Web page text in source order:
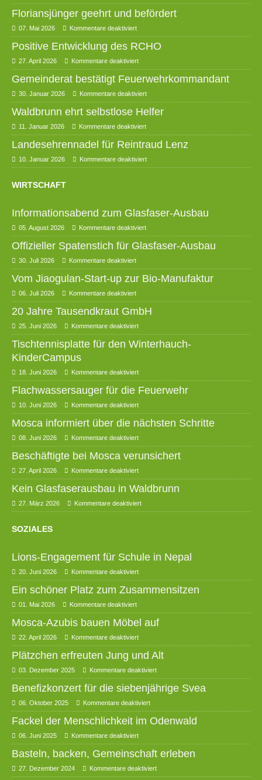
Floriansjünger geehrt und befördert
07. Mai 2026 Kommentare deaktiviert
Positive Entwicklung des RCHO
27. April 2026 Kommentare deaktiviert
Gemeinderat bestätigt Feuerwehrkommandant
30. Januar 2026 Kommentare deaktiviert
Waldbrunn ehrt selbstlose Helfer
11. Januar 2026 Kommentare deaktiviert
Landesehrennadel für Reintraud Lenz
10. Januar 2026 Kommentare deaktiviert
WIRTSCHAFT
Informationsabend zum Glasfaser-Ausbau
05. August 2026 Kommentare deaktiviert
Offizieller Spatenstich für Glasfaser-Ausbau
30. Juli 2026 Kommentare deaktiviert
Vom Jiaogulan-Start-up zur Bio-Manufaktur
06. Juli 2026 Kommentare deaktiviert
20 Jahre Tausendkraut GmbH
25. Juni 2026 Kommentare deaktiviert
Tischtennisplatte für den Winterhauch-
KinderCampus
18. Juni 2026 Kommentare deaktiviert
Flachwassersauger für die Feuerwehr
10. Juni 2026 Kommentare deaktiviert
Mosca informiert über die nächsten Schritte
08. Juni 2026 Kommentare deaktiviert
Beschäftigte bei Mosca verunsichert
27. April 2026 Kommentare deaktiviert
Kein Glasfaserausbau in Waldbrunn
27. März 2026 Kommentare deaktiviert
SOZIALES
Lions-Engagement für Schule in Nepal
20. Juni 2026 Kommentare deaktiviert
Ein schöner Platz zum Zusammensitzen
01. Mai 2026 Kommentare deaktiviert
Mosca-Azubis bauen Möbel auf
22. April 2026 Kommentare deaktiviert
Plätzchen erfreuten Jung und Alt
03. Dezember 2025 Kommentare deaktiviert
Benefizkonzert für die siebenjährige Svea
06. Oktober 2025 Kommentare deaktiviert
Fackel der Menschlichkeit im Odenwald
06. Juni 2025 Kommentare deaktiviert
Basteln, backen, Gemeinschaft erleben
27. Dezember 2024 Kommentare deaktiviert